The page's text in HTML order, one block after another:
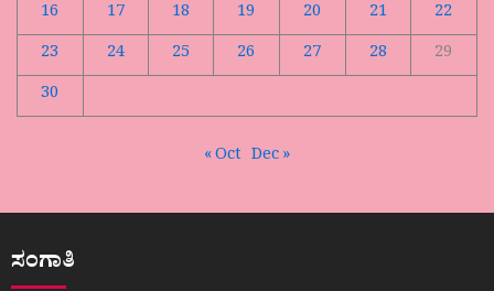
16
17 18 19 20 21
22
23
24 25 26 27 28
29
30
« Oct Dec »
ಸಂಗಾತಿ